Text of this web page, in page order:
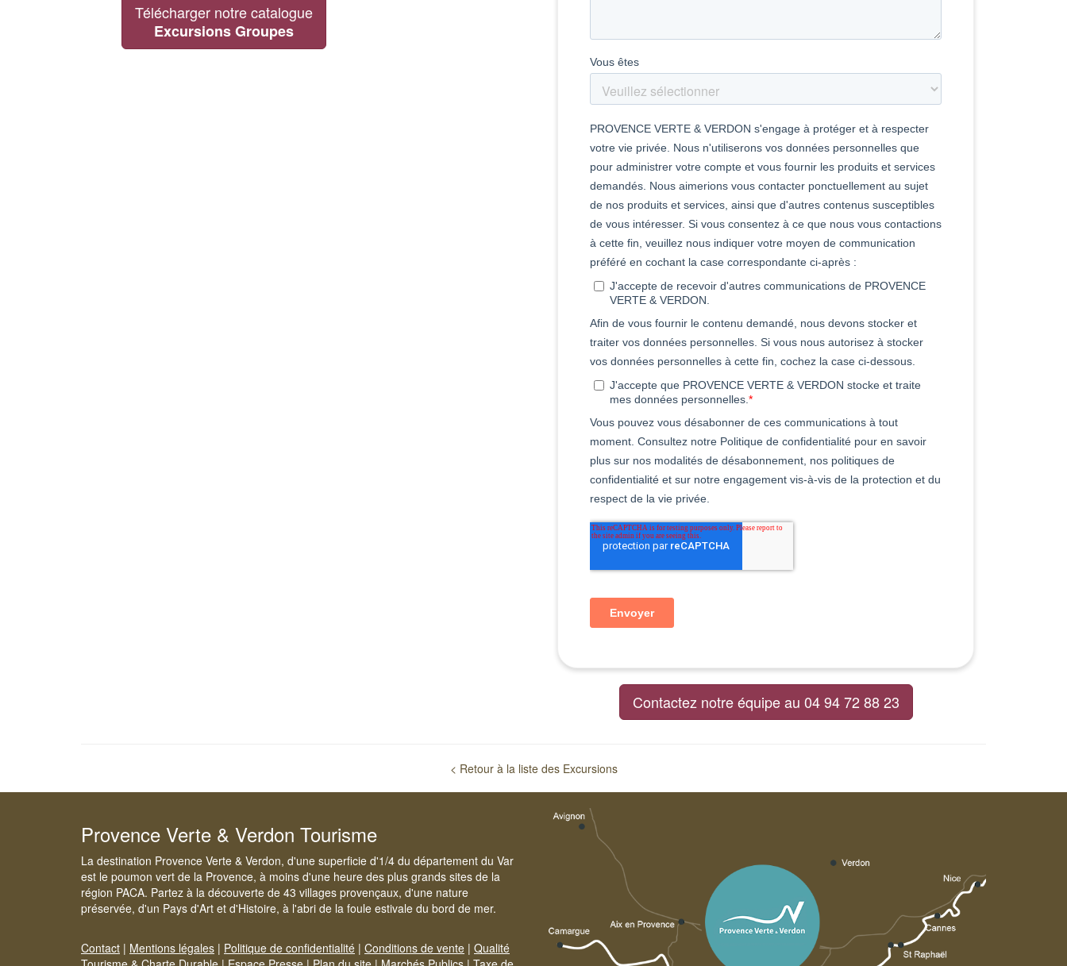
Télécharger notre catalogue
Excursions Groupes
Contactez notre équipe au 04 94 72 88 23
< Retour à la liste des Excursions
Provence Verte & Verdon Tourisme
La destination Provence Verte & Verdon, d'une superficie d'1/4 du département du Var
est le poumon vert de la Provence, à moins d'une heure des plus grands sites de la
région PACA. Partez à la découverte de 43 villages provençaux, d'une nature
préservée, d'un Pays d'Art et d'Histoire, à l'abri de la foule estivale du bord de mer.
Contact | Mentions légales | Politique de confidentialité | Conditions de vente | Qualité